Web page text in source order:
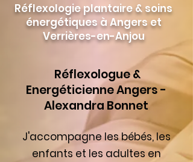
Réflexologie plantaire & soins
énergétiques à Angers et
Verrières-en-Anjou
J'accompagne les bébés, les
enfants et les adultes en
Réflexologue &
Energéticienne Angers -
Alexandra Bonnet